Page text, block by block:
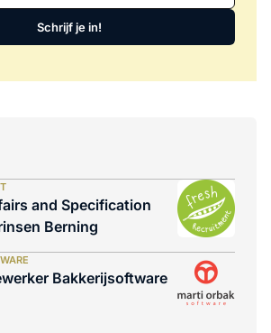
Schrijf je in!
and Specification
Berning
Bakkerijsoftware